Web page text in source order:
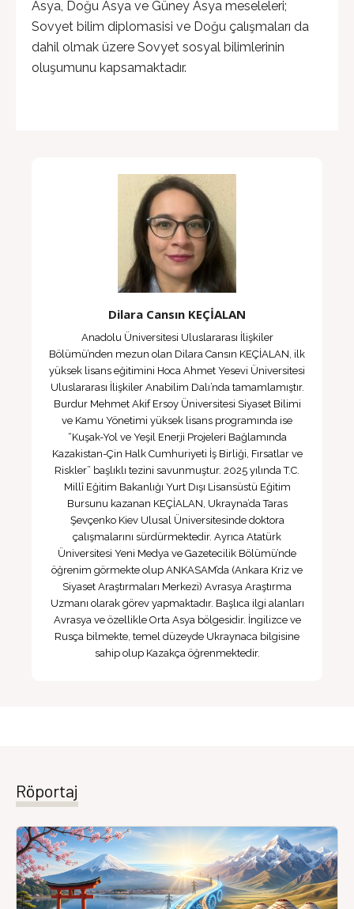
Asya, Doğu Asya ve Güney Asya meseleleri;
Sovyet bilim diplomasisi ve Doğu çalışmaları da
dahil olmak üzere Sovyet sosyal bilimlerinin
oluşumunu kapsamaktadır.
Dilara Cansın KEÇİALAN
Anadolu Üniversitesi Uluslararası İlişkiler
Bölümü’nden mezun olan Dilara Cansın KEÇİALAN, ilk
yüksek lisans eğitimini Hoca Ahmet Yesevi Üniversitesi
Uluslararası İlişkiler Anabilim Dalı’nda tamamlamıştır.
Burdur Mehmet Akif Ersoy Üniversitesi Siyaset Bilimi
ve Kamu Yönetimi yüksek lisans programında ise
“Kuşak-Yol ve Yeşil Enerji Projeleri Bağlamında
Kazakistan-Çin Halk Cumhuriyeti İş Birliği, Fırsatlar ve
Riskler” başlıklı tezini savunmuştur. 2025 yılında T.C.
Millî Eğitim Bakanlığı Yurt Dışı Lisansüstü Eğitim
Bursunu kazanan KEÇİALAN, Ukrayna’da Taras
Şevçenko Kiev Ulusal Üniversitesinde doktora
çalışmalarını sürdürmektedir. Ayrıca Atatürk
Üniversitesi Yeni Medya ve Gazetecilik Bölümü’nde
öğrenim görmekte olup ANKASAM’da (Ankara Kriz ve
Siyaset Araştırmaları Merkezi) Avrasya Araştırma
Uzmanı olarak görev yapmaktadır. Başlıca ilgi alanları
Avrasya ve özellikle Orta Asya bölgesidir. İngilizce ve
Rusça bilmekte, temel düzeyde Ukraynaca bilgisine
sahip olup Kazakça öğrenmektedir.
Röportaj